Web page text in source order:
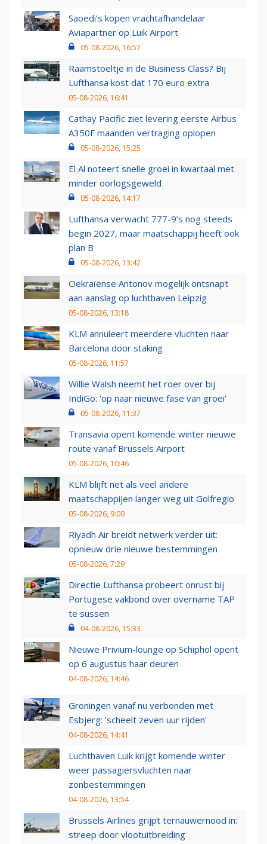
Saoedi’s kopen vrachtafhandelaar
Aviapartner op Luik Airport
05-08-2026, 16:57
Raamstoeltje in de Business Class? Bij
Lufthansa kost dat 170 euro extra
05-08-2026, 16:41
Cathay Pacific ziet levering eerste Airbus
A350F maanden vertraging oplopen
05-08-2026, 15:25
El Al noteert snelle groei in kwartaal met
minder oorlogsgeweld
05-08-2026, 14:17
Lufthansa verwacht 777-9’s nog steeds
begin 2027, maar maatschappij heeft ook
plan B
05-08-2026, 13:42
Oekraïense Antonov mogelijk ontsnapt
aan aanslag op luchthaven Leipzig
05-08-2026, 13:18
KLM annuleert meerdere vluchten naar
Barcelona door staking
05-08-2026, 11:57
Willie Walsh neemt het roer over bij
IndiGo: 'op naar nieuwe fase van groei'
05-08-2026, 11:37
Transavia opent komende winter nieuwe
route vanaf Brussels Airport
05-08-2026, 10:46
KLM blijft net als veel andere
maatschappijen langer weg uit Golfregio
05-08-2026, 9:00
Riyadh Air breidt netwerk verder uit:
opnieuw drie nieuwe bestemmingen
05-08-2026, 7:29
Directie Lufthansa probeert onrust bij
Portugese vakbond over overname TAP
te sussen
04-08-2026, 15:33
Nieuwe Privium-lounge op Schiphol opent
op 6 augustus haar deuren
04-08-2026, 14:46
Groningen vanaf nu verbonden met
Esbjerg: 'scheelt zeven uur rijden'
04-08-2026, 14:41
Luchthaven Luik krijgt komende winter
weer passagiersvluchten naar
zonbestemmingen
04-08-2026, 13:54
Brussels Airlines grijpt ternauwernood in:
streep door vlootuitbreiding